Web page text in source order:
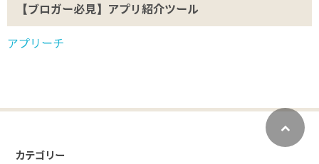
【ブロガー必見】アプリ紹介ツール
アプリーチ
カテゴリー